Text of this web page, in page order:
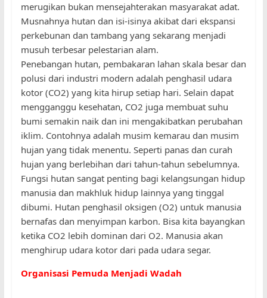
merugikan bukan mensejahterakan masyarakat adat.
Musnahnya hutan dan isi-isinya akibat dari ekspansi
perkebunan dan tambang yang sekarang menjadi
musuh terbesar pelestarian alam.
Penebangan hutan, pembakaran lahan skala besar dan
polusi dari industri modern adalah penghasil udara
kotor (CO2) yang kita hirup setiap hari. Selain dapat
mengganggu kesehatan, CO2 juga membuat suhu
bumi semakin naik dan ini mengakibatkan perubahan
iklim. Contohnya adalah musim kemarau dan musim
hujan yang tidak menentu. Seperti panas dan curah
hujan yang berlebihan dari tahun-tahun sebelumnya.
Fungsi hutan sangat penting bagi kelangsungan hidup
manusia dan makhluk hidup lainnya yang tinggal
dibumi. Hutan penghasil oksigen (O2) untuk manusia
bernafas dan menyimpan karbon. Bisa kita bayangkan
ketika CO2 lebih dominan dari O2. Manusia akan
menghirup udara kotor dari pada udara segar.
Organisasi Pemuda Menjadi Wadah